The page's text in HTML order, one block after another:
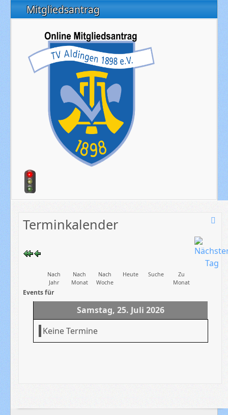
Mitgliedsantrag
Terminkalender
Nach
Jahr
Nach
Monat
Nach
Woche
Heute Suche
Zu
Monat
Events für
Samstag, 25. Juli 2026
Keine Termine